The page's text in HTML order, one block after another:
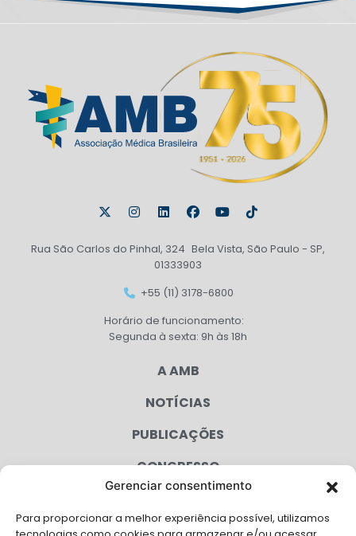
Gerenciar consentimento
Para proporcionar a melhor experiência possível, utilizamos
Rua São Carlos do Pinhal, 324 Bela Vista, São Paulo - SP,
01333903
+55 (11) 3178-6800
Horário de funcionamento:
Segunda à sexta: 9h às 18h
A AMB
NOTÍCIAS
PUBLICAÇÕES
CONGRESSO